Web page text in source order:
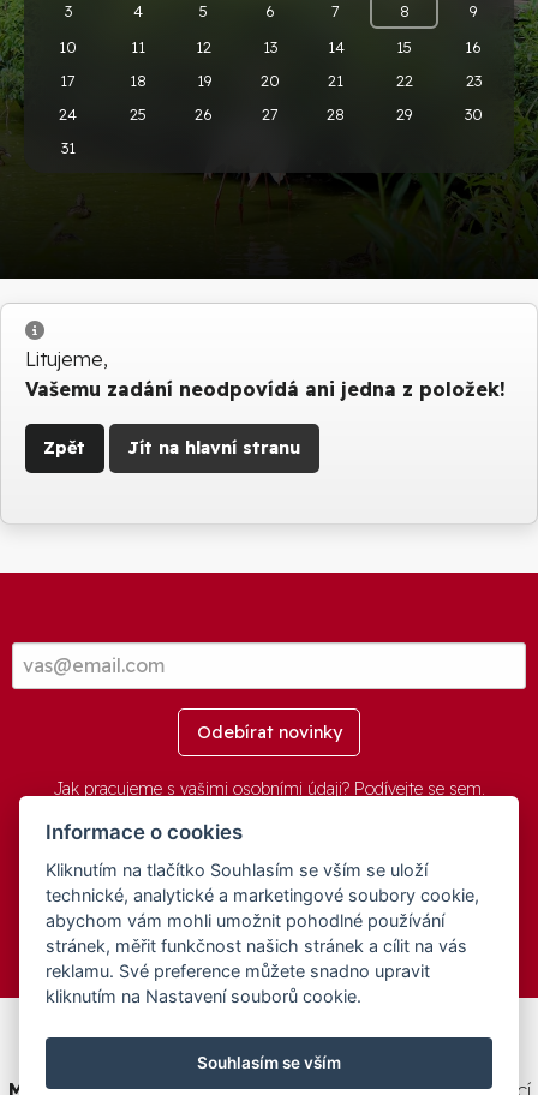
3
4 5 6 7 8
9
10
11 12 13 14 15
16
17
18 19 20 21 22
23
24
25 26 27 28 29
30
31
Info
Litujeme,
Vašemu zadání neodpovídá ani jedna z položek!
Zpět Jít na hlavní stranu
Odebírat novinky
Jak pracujeme s vašimi osobními údaji? Podívejte se sem.
© 2016-2026 -aGovernment.cz&Obec Oznice. Software:
aGovernment, Verze:4.0.1.1 - Beta. Číslo Licence: 74274001
Všechna práva vyhrazenaOchrana osobních údajů,Přístupnost
Tento web byl spolufinancován v rámci programu
Informace o cookies
Kliknutím na tlačítko Souhlasím se vším se uloží
technické, analytické a marketingové soubory cookie,
abychom vám mohli umožnit pohodlné používání
stránek, měřit funkčnost našich stránek a cílit na vás
reklamu. Své preference můžete snadno upravit
kliknutím na Nastavení souborů cookie.
Souhlasím se vším